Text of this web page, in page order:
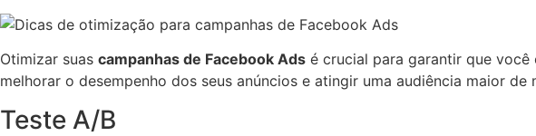
Otimizar suas campanhas de Facebook Ads é crucial para garantir que
melhorar o desempenho dos seus anúncios e atingir uma audiência maior de
Teste A/B